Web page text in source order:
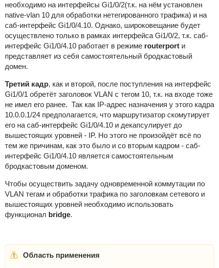
необходимо на интерфейсы Gi1/0/2(т.к. на нём установлен
native-vlan 10 для обработки нетегированного трафика) и на
саб-интерфейс Gi1/0/4.10. Однако, широковещание будет
осуществлено только в рамках интерфейса Gi1/0/2, т.к. саб-
интерфейс Gi1/0/4.10 работает в режиме routerportи
представляет из себя самостоятельный бродкастовый
домен.
Третий кадр, как и второй, после поступления на интерфейс
Gi1/0/1 обретёт заголовок VLAN с тегом 10, т.к. на входе тоже
не имел его ранее. Так как IP-адрес назначения у этого кадра
10.0.0.1/24 предполагается, что маршрутизатор скомутирует
его на саб-интерфейс Gi1/0/4.10 и декапсулирует до
вышестоящих уровней - IP. Но этого не произойдёт всё по
тем же причинам, как это было и со вторым кадром - саб-
интерфейс Gi1/0/4.10 является самостоятельным
бродкастовым доменом.
Чтобы осуществить задачу одновременной коммутации по
VLAN тегам и обработки трафика по заголовкам сетевого и
вышестоящих уровней необходимо использовать
функционал bridge.
Область применения